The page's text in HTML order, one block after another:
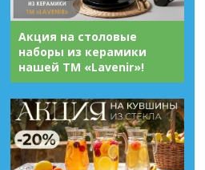
Акция на столовые
наборы из керамики
нашей ТМ «Lavenir»!